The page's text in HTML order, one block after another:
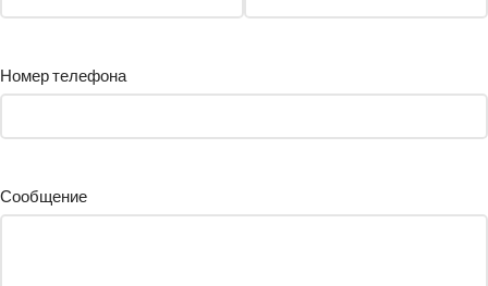
Номер телефона
Сообщение